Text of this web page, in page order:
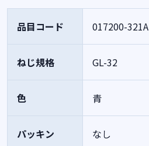
品目コード 017200-321A
ねじ規格 GL-32
色 青
パッキン なし